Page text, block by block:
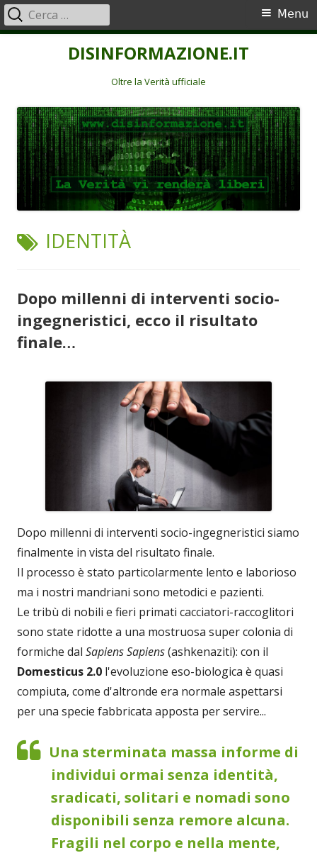
DISINFORMAZIONE.IT
Oltre la Verità ufficiale
Menu
principale
Menu
Ricerca
per:
TAG:
IDENTITÀ
Dopo millenni di interventi socio-
ingegneristici, ecco il risultato
finale…
Dopo millenni di interventi socio-ingegneristici siamo
finalmente in vista del risultato finale.
Il processo è stato particolarmente lento e laborioso
ma i nostri mandriani sono metodici e pazienti.
Le tribù di nobili e fieri primati cacciatori-raccoglitori
sono state ridotte a una mostruosa super colonia di
formiche dal Sapiens Sapiens(ashkenaziti): con il
Domesticus 2.0 l'evoluzione eso-biologica è quasi
compiuta, come d'altronde era normale aspettarsi
per una specie fabbricata apposta per servire...
Una sterminata massa informe di
individui ormai senza identità,
sradicati, solitari e nomadi sono
disponibili senza remore alcuna.
Fragili nel corpo e nella mente,